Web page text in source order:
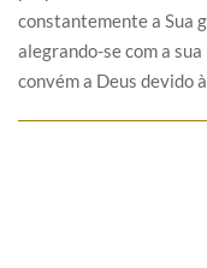
constantemente a Sua
alegrando-se com a
convém a Deus devido à